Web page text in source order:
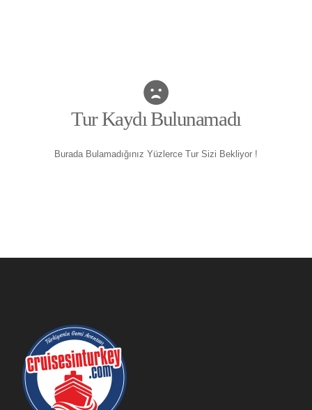
Tur Kaydı Bulunamadı
Burada Bulamadığınız Yüzlerce Tur Sizi Bekliyor !